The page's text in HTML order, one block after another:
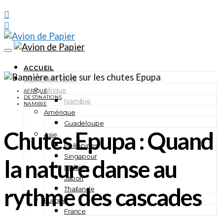
ACCUEIL
DESTINATIONS
Afrique
Namibie
Amérique
Guadeloupe
Asie
Philippines
Singapour
Malaisie
Japon
Thaïlande
Europe
France
AFRIQUE
DESTINATIONS
NAMIBIE
Chutes Epupa : Quand
la nature danse au
rythme des cascades